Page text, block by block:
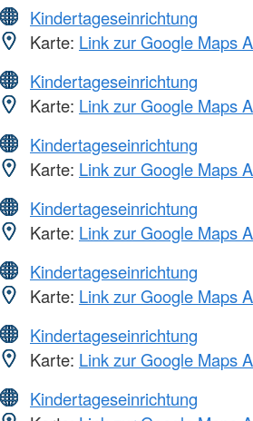
Kindertageseinrichtung
Karte: Link zur Google Maps
Kindertageseinrichtung
Karte: Link zur Google Maps
Kindertageseinrichtung
Karte: Link zur Google Maps
Kindertageseinrichtung
Karte: Link zur Google Maps
Kindertageseinrichtung
Karte: Link zur Google Maps
Kindertageseinrichtung
Karte: Link zur Google Maps
Kindertageseinrichtung